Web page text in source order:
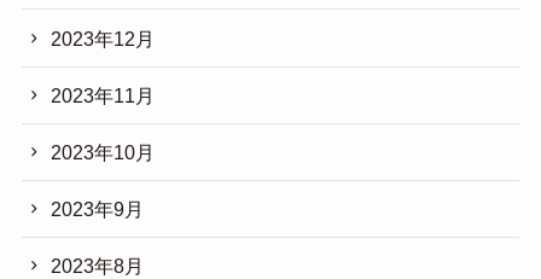
2023年12月
2023年11月
2023年10月
2023年9月
2023年8月